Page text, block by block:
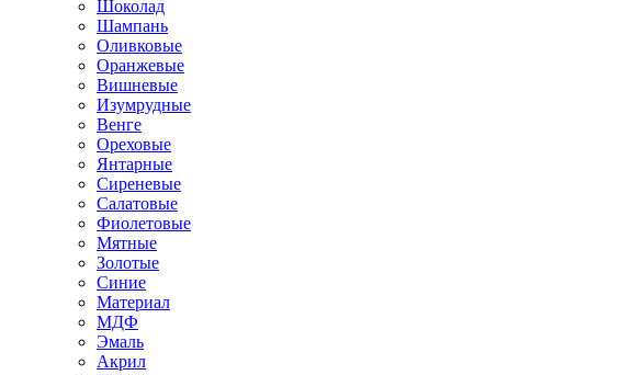
Шоколад
Шампань
Оливковые
Оранжевые
Вишневые
Изумрудные
Венге
Ореховые
Янтарные
Сиреневые
Салатовые
Фиолетовые
Мятные
Золотые
Синие
Материал
МДФ
Эмаль
Акрил